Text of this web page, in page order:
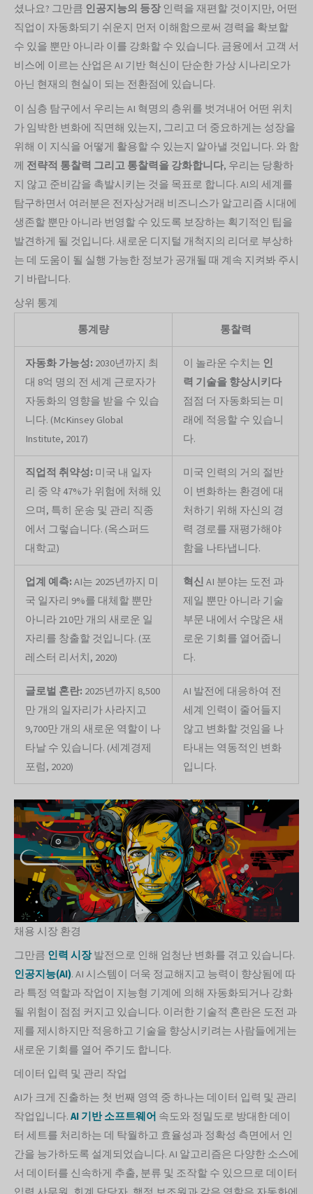
셨나요? 그만큼 인공지능의 등장 인력을 재편할 것이지만, 어떤
직업이 자동화되기 쉬운지 먼저 이해함으로써 경력을 확보할
수 있을 뿐만 아니라 이를 강화할 수 있습니다. 금융에서 고객 서
비스에 이르는 산업은 AI 기반 혁신이 단순한 가상 시나리오가
아닌 현재의 현실이 되는 전환점에 있습니다.
이 심층 탐구에서 우리는 AI 혁명의 층위를 벗겨내어 어떤 위치
가 임박한 변화에 직면해 있는지, 그리고 더 중요하게는 성장을
위해 이 지식을 어떻게 활용할 수 있는지 알아낼 것입니다. 와 함
께 전략적 통찰력 그리고 통찰력을 강화합니다, 우리는 당황하
지 않고 준비감을 촉발시키는 것을 목표로 합니다. AI의 세계를
탐구하면서 여러분은 전자상거래 비즈니스가 알고리즘 시대에
생존할 뿐만 아니라 번영할 수 있도록 보장하는 획기적인 팁을
발견하게 될 것입니다. 새로운 디지털 개척지의 리더로 부상하
는 데 도움이 될 실행 가능한 정보가 공개될 때 계속 지켜봐 주시
기 바랍니다.
상위 통계
통계량 통찰력
자동화 가능성: 2030년까지 최
대 8억 명의 전 세계 근로자가
자동화의 영향을 받을 수 있습
니다. (McKinsey Global
Institute, 2017)
이 놀라운 수치는 인
력 기술을 향상시키다
점점 더 자동화되는 미
래에 적응할 수 있습니
다.
직업적 취약성: 미국 내 일자
리 중 약 47%가 위험에 처해 있
으며, 특히 운송 및 관리 직종
에서 그렇습니다. (옥스퍼드
대학교)
미국 인력의 거의 절반
이 변화하는 환경에 대
처하기 위해 자신의 경
력 경로를 재평가해야
함을 나타냅니다.
업계 예측: AI는 2025년까지 미
국 일자리 9%를 대체할 뿐만
아니라 210만 개의 새로운 일
자리를 창출할 것입니다. (포
레스터 리서치, 2020)
혁신 AI 분야는 도전 과
제일 뿐만 아니라 기술
부문 내에서 수많은 새
로운 기회를 열어줍니
다.
글로벌 혼란: 2025년까지 8,500
만 개의 일자리가 사라지고
9,700만 개의 새로운 역할이 나
타날 수 있습니다. (세계경제
포럼, 2020)
AI 발전에 대응하여 전
세계 인력이 줄어들지
않고 변화할 것임을 나
타내는 역동적인 변화
입니다.
채용 시장 환경
그만큼 인력 시장발전으로 인해 엄청난 변화를 겪고 있습니다.
인공지능(AI). AI 시스템이 더욱 정교해지고 능력이 향상됨에 따
라 특정 역할과 작업이 지능형 기계에 의해 자동화되거나 강화
될 위험이 점점 커지고 있습니다. 이러한 기술적 혼란은 도전 과
제를 제시하지만 적응하고 기술을 향상시키려는 사람들에게는
새로운 기회를 열어 주기도 합니다.
데이터 입력 및 관리 작업
AI가 크게 진출하는 첫 번째 영역 중 하나는 데이터 입력 및 관리
작업입니다. AI 기반 소프트웨어 속도와 정밀도로 방대한 데이
터 세트를 처리하는 데 탁월하고 효율성과 정확성 측면에서 인
간을 능가하도록 설계되었습니다. AI 알고리즘은 다양한 소스에
서 데이터를 신속하게 추출, 분류 및 조작할 수 있으므로 데이터